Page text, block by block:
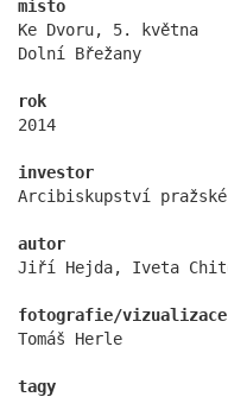
nádraží nymburk
místo
Ke Dvoru, 5. května
Dolní Břežany
rok
2014
investor
Arcibiskupství pražské
autor
Jiří Hejda, Iveta
fotografie/vizualizace
Tomáš Herle
tagy